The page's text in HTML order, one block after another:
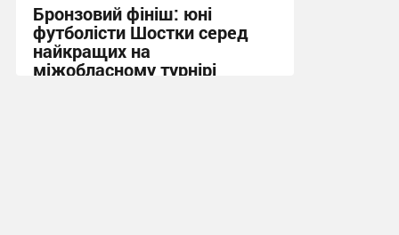
Бронзовий фініш: юні
футболісти Шостки серед
найкращих на
міжобласному турнірі